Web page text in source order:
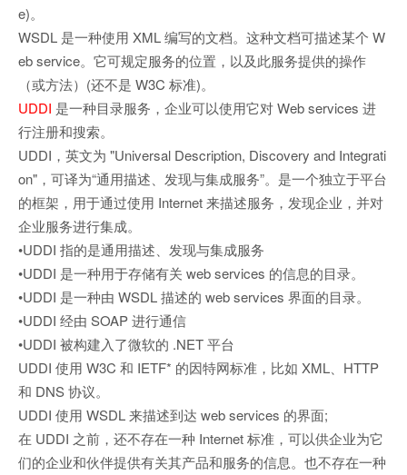
e)。
WSDL 是一种使用 XML 编写的文档。这种文档可描述某个 W
eb service。它可规定服务的位置，以及此服务提供的操作
（或方法）(还不是 W3C 标准)。
UDDI 是一种目录服务，企业可以使用它对 Web services 进
行注册和搜索。
UDDI，英文为 "Universal Description, Discovery and Integrati
on"，可译为“通用描述、发现与集成服务”。是一个独立于平台
的框架，用于通过使用 Internet 来描述服务，发现企业，并对
企业服务进行集成。
•UDDI 指的是通用描述、发现与集成服务
•UDDI 是一种用于存储有关 web services 的信息的目录。
•UDDI 是一种由 WSDL 描述的 web services 界面的目录。
•UDDI 经由 SOAP 进行通信
•UDDI 被构建入了微软的 .NET 平台
UDDI 使用 W3C 和 IETF* 的因特网标准，比如 XML、HTTP
和 DNS 协议。
UDDI 使用 WSDL 来描述到达 web services 的界面;
在 UDDI 之前，还不存在一种 Internet 标准，可以供企业为它
们的企业和伙伴提供有关其产品和服务的信息。也不存在一种